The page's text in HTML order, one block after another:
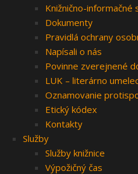
Knižnično-informačné
Dokumenty
Pravidlá ochrany
Napísali o nás
Povinne zverejnené
LUK – literárno
Oznamovanie
Etický kódex
Kontakty
Služby
Služby knižnice
Výpožičný čas